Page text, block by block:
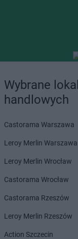
Wybrane
handlowych
Castorama Warszawa
Leroy Merlin Warszawa
Leroy Merlin Wrocław
Castorama Wrocław
Castorama Rzeszów
Leroy Merlin Rzeszów
Action Szczecin